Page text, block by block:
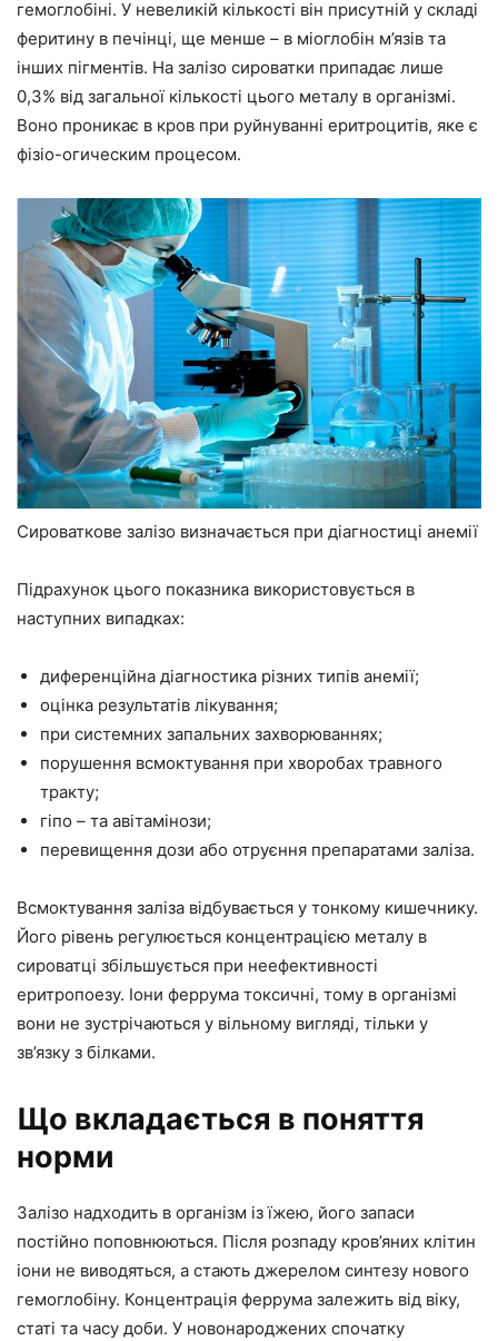
гемоглобіні. У невеликій кількості він присутній у складі
феритину в печінці, ще менше – в міоглобін м’язів та
інших пігментів. На залізо сироватки припадає лише
0,3% від загальної кількості цього металу в організмі.
Воно проникає в кров при руйнуванні еритроцитів, яке є
фізіо-огическим процесом.
Сироваткове залізо визначається при діагностиці анемії
Підрахунок цього показника використовується в
наступних випадках:
диференційна діагностика різних типів анемії;
оцінка результатів лікування;
при системних запальних захворюваннях;
порушення всмоктування при хворобах травного
тракту;
гіпо – та авітамінози;
перевищення дози або отруєння препаратами заліза.
Всмоктування заліза відбувається у тонкому кишечнику.
Його рівень регулюється концентрацією металу в
сироватці збільшується при неефективності
еритропоезу. Іони феррума токсичні, тому в організмі
вони не зустрічаються у вільному вигляді, тільки у
зв’язку з білками.
Що вкладається в поняття
норми
Залізо надходить в організм із їжею, його запаси
постійно поповнюються. Після розпаду кров’яних клітин
іони не виводяться, а стають джерелом синтезу нового
гемоглобіну. Концентрація феррума залежить від віку,
статі та часу доби. У новонароджених спочатку